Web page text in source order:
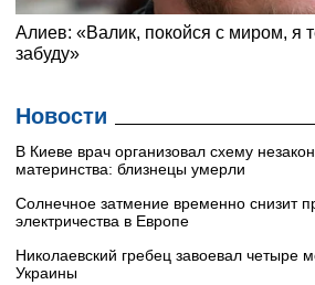
Новости
В Киеве врач организовал схему
материнства: близнецы умерли
Солнечное затмение временно снизит
электричества в Европе
Николаевский гребец завоевал четыре
Украины